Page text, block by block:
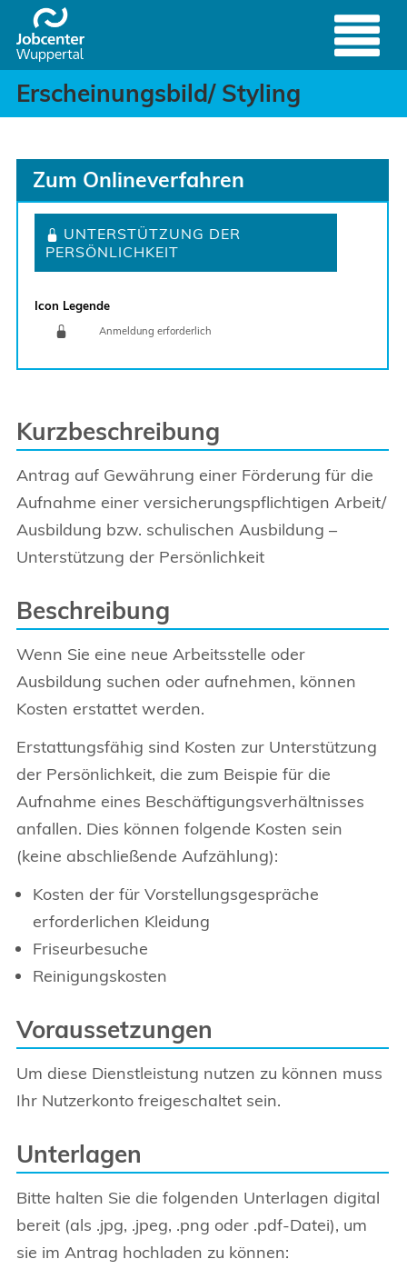
Zum Hauptinhalt springen
Erscheinungsbild/
Header
Erscheinungsbild/ Styling
Zum Onlineverfahren
UNTERSTÜTZUNG DER
PERSÖNLICHKEIT
Icon Legende
Anmeldung erforderlich
Kurzbeschreibung
Antrag auf Gewährung einer Förderung für die
Aufnahme einer versicherungspflichtigen Arbeit/
Ausbildung bzw. schulischen Ausbildung –
Unterstützung der Persönlichkeit
Beschreibung
Wenn Sie eine neue Arbeitsstelle oder
Ausbildung suchen oder aufnehmen, können
Kosten erstattet werden.
Erstattungsfähig sind Kosten zur Unterstützung
der Persönlichkeit, die zum Beispie für die
Aufnahme eines Beschäftigungsverhältnisses
anfallen. Dies können folgende Kosten sein
(keine abschließende Aufzählung):
Kosten der für Vorstellungsgespräche
erforderlichen Kleidung
Friseurbesuche
Reinigungskosten
Voraussetzungen
Um diese Dienstleistung nutzen zu können muss
Ihr Nutzerkonto freigeschaltet sein.
Unterlagen
Bitte halten Sie die folgenden Unterlagen digital
bereit (als .jpg, .jpeg, .png oder .pdf-Datei), um
sie im Antrag hochladen zu können: